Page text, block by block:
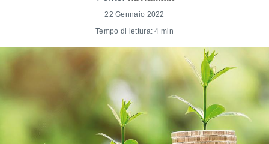
22 Gennaio 2022
Tempo di lettura: 4 min